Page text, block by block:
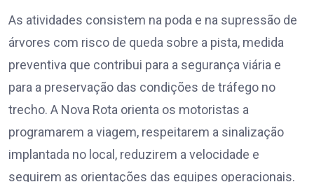
As atividades consistem na poda e na supressão de
árvores com risco de queda sobre a pista, medida
preventiva que contribui para a segurança viária e
para a preservação das condições de tráfego no
trecho. A Nova Rota orienta os motoristas a
programarem a viagem, respeitarem a sinalização
implantada no local, reduzirem a velocidade e
seguirem as orientações das equipes operacionais.